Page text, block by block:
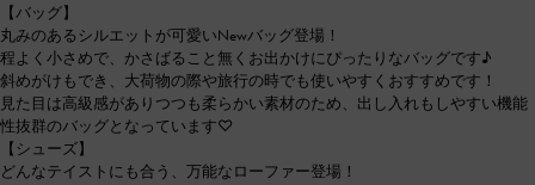
【バッグ】
丸みのあるシルエットが可愛いNewバッグ登場！
程よく小さめで、かさばること無くお出かけにぴったりなバッグです♪
斜めがけもでき、大荷物の際や旅行の時でも使いやすくおすすめです！
見た目は高級感がありつつも柔らかい素材のため、出し入れもしやすい機能
性抜群のバッグとなっています♡
【シューズ】
どんなテイストにも合う、万能なローファー登場！